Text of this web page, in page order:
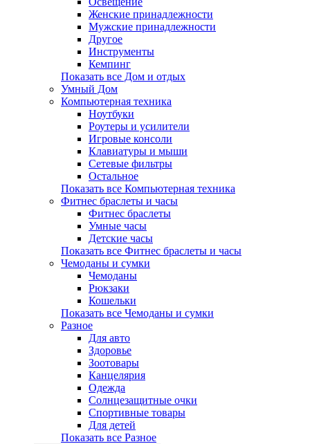
Женские принадлежности
Мужские принадлежности
Другое
Инструменты
Кемпинг
Показать все Дом и отдых
Умный Дом
Компьютерная техника
Ноутбуки
Роутеры и усилители
Игровые консоли
Клавиатуры и мыши
Сетевые фильтры
Остальное
Показать все Компьютерная техника
Фитнес браслеты и часы
Фитнес браслеты
Умные часы
Детские часы
Показать все Фитнес браслеты и часы
Чемоданы и сумки
Чемоданы
Рюкзаки
Кошельки
Показать все Чемоданы и сумки
Разное
Для авто
Здоровье
Зоотовары
Канцелярия
Одежда
Солнцезащитные очки
Спортивные товары
Для детей
Показать все Разное